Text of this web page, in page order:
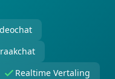
Realtime Vertaling